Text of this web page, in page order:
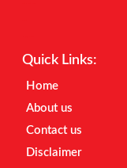
Quick Links:
Home
About us
Contact us
Disclaimer